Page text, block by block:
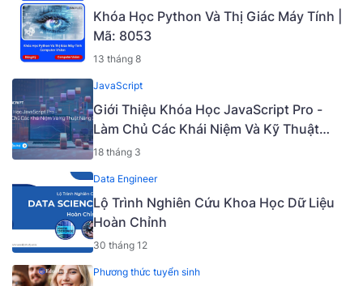
Khóa Học Python Và Thị Giác Máy Tính |
Mã: 8053
13 tháng 8
JavaScript
Giới Thiệu Khóa Học JavaScript Pro -
Làm Chủ Các Khái Niệm Và Kỹ Thuật
Nâng Cao [Mã - 6919 A]
18 tháng 3
Data Engineer
Lộ Trình Nghiên Cứu Khoa Học Dữ Liệu
Hoàn Chỉnh
30 tháng 12
Phương thức tuyển sinh